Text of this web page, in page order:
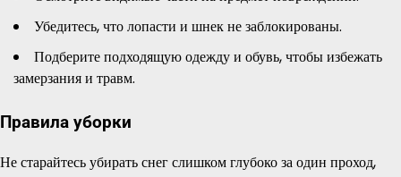
Убедитесь, что лопасти и шнек не заблокированы.
Подберите подходящую одежду и обувь, чтобы избежать
замерзания и травм.
Правила уборки
Не старайтесь убирать снег слишком глубоко за один проход,